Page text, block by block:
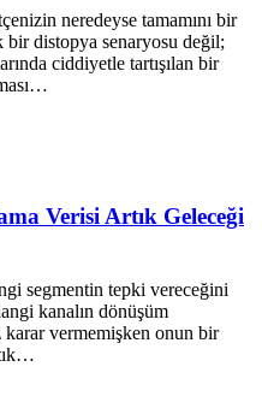
neredeyse tamamını bir
bir distopya senaryosu değil;
ciddiyetle tartışılan bir
Verisi Artık Geleceği
segmentin tepki vereceğini
kanalın dönüşüm
vermemişken onun bir